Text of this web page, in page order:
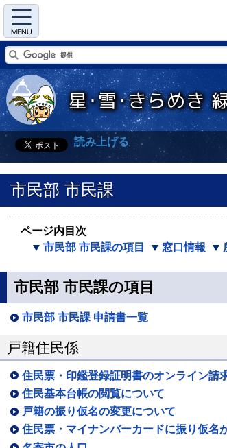
Menu
読み上げる
市民部 市民課
ページ内目次
市民部 市民課の項目
窓口情報
市民部 市民課の項目
市民部 市民課 申請書一覧
戸籍住民係
住民票・印鑑登録証明書のオンライン請
住民基本台帳の閲覧について
戸籍の振り仮名の変更について
住民票・マイナンバーカードに振り仮名